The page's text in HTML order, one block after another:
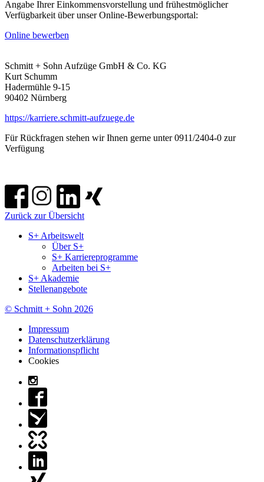
Angabe Ihrer Einkommensvorstellung und frühestmöglicher
Verfügbarkeit über unser Online-Bewerbungsportal:
Online bewerben
Schmitt + Sohn Aufzüge GmbH & Co. KG
Kurt Schumm
Hadermühle 9-15
90402 Nürnberg
https://karriere.schmitt-aufzuege.de
Für Rückfragen stehen wir Ihnen gerne unter 0911/2404-0 zur
Verfügung
Zurück zur Übersicht
S+ Arbeitswelt
Über S+
S+ Karriereprogramme
Arbeiten bei S+
S+ Akademie
Stellenangebote
© Schmitt + Sohn 2026
Impressum
Datenschutzerklärung
Informationspflicht
Cookies